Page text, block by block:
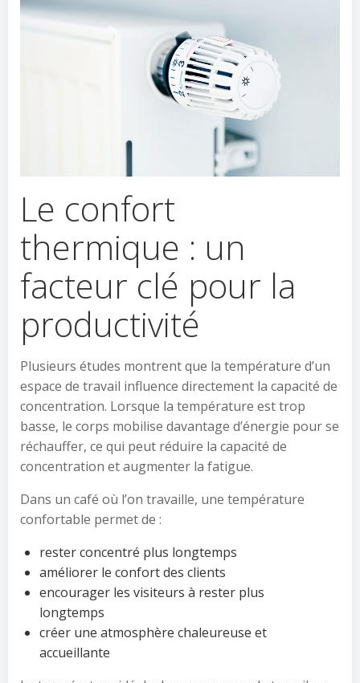
Le confort
thermique : un
facteur clé pour la
productivité
Plusieurs études montrent que la température d’un
espace de travail influence directement la capacité de
concentration. Lorsque la température est trop
basse, le corps mobilise davantage d’énergie pour se
réchauffer, ce qui peut réduire la capacité de
concentration et augmenter la fatigue.
Dans un café où l’on travaille, une température
confortable permet de :
rester concentré plus longtemps
améliorer le confort des clients
encourager les visiteurs à rester plus
longtemps
créer une atmosphère chaleureuse et
accueillante